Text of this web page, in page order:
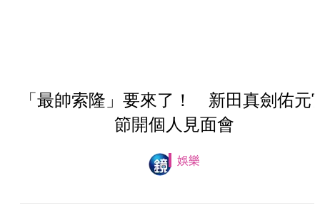
「最帥索隆」要來了！ 新田真劍佑元
節開個人見面會
娛樂